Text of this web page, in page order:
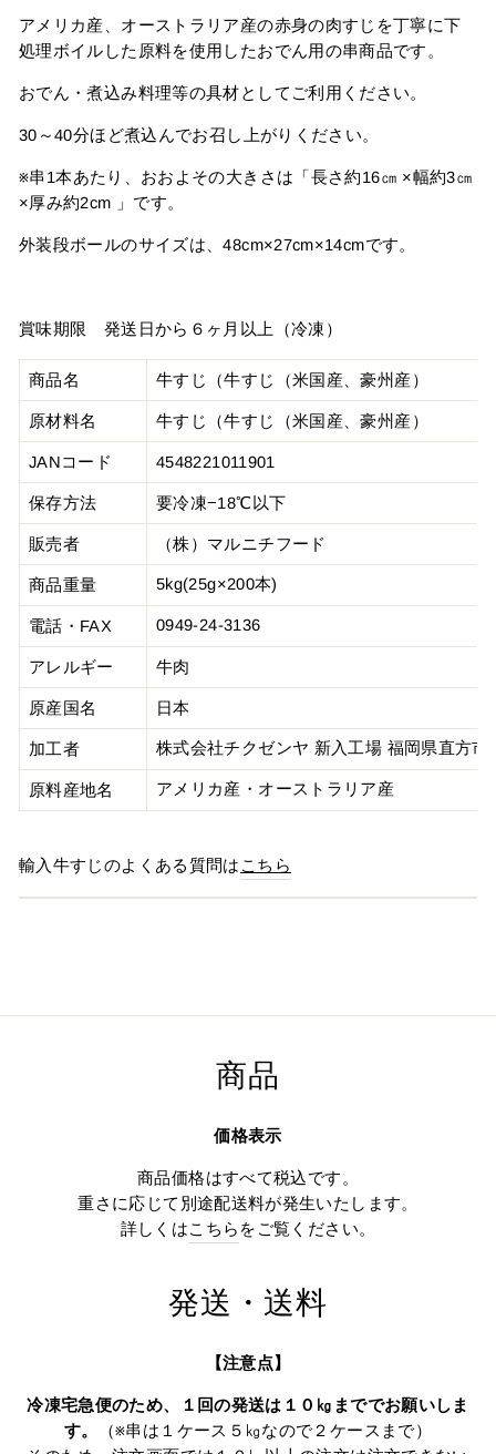
アメリカ産、オーストラリア産の赤身の肉すじを丁寧に下
処理ボイルした原料を使用したおでん用の串商品です。
おでん・煮込み料理等の具材としてご利用ください。
30～40分ほど煮込んでお召し上がりください。
※串 1本あたり、おおよその大きさは「長さ約16㎝ ×幅約3㎝
×厚み約2cm 」です。
外装段ボールのサイズは、48cm×27cm×14cmです。
賞味期限 発送日から６ヶ月以上（冷凍）
商品名 牛すじ（牛すじ（米国産、豪州産）
原材料名 牛すじ（牛すじ（米国産、豪州産）
JANコード 4548221011901
保存方法 要冷凍−18℃以下
販売者 （株）マルニチフード
商品重量 5kg(25g×200本)
電話・FAX 0949-24-3136
アレルギー 牛肉
原産国名 日本
加工者 株式会社チクゼンヤ 新入工場 福岡県直方市
原料産地名 アメリカ産・オーストラリア産
輸入牛すじのよくある質問は こちら
商品
価格表示
商品価格はすべて税込です。
重さに応じて別途配送料が発生いたします。
詳しくはこちら をご覧ください。
発送・送料
【注意点】
冷凍宅急便のため、１回の発送は１０㎏まででお願いしま
す。
（※串は１ケース５㎏なので２ケースまで）